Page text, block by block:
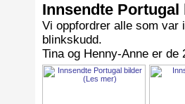
Innsendte Portugal
Vi oppfordrer alle som var
blinkskudd.
Tina og Henny-Anne er